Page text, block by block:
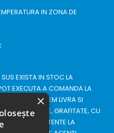
IN ZONA DE
SUS EXISTA IN STOC LA
EXECUTA A COMANDA LA
PUTEM LIVRA SI
SILICONICE, GRAFITATE, CU
REZISTENTE LA
×